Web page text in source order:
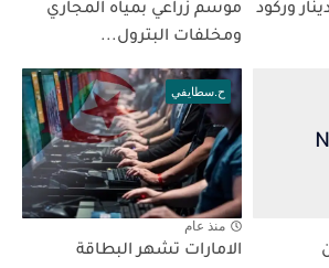
وركود
موسم زراعي بمياه المجاري
ومخلفات البترول...
ح.سطايفي
منذ عام
الامارات تشهر البطاقة